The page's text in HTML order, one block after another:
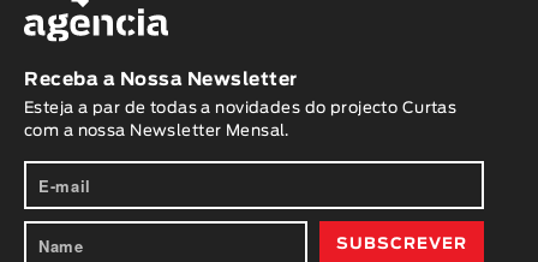
Receba a Nossa Newsletter
Esteja a par de todas a novidades do projecto Curtas
com a nossa Newsletter Mensal.